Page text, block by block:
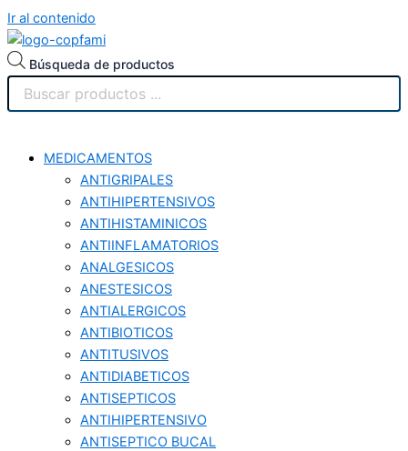
Ir al contenido
Búsqueda de productos
MEDICAMENTOS
ANTIGRIPALES
ANTIHIPERTENSIVOS
ANTIHISTAMINICOS
ANTIINFLAMATORIOS
ANALGESICOS
ANESTESICOS
ANTIALERGICOS
ANTIBIOTICOS
ANTITUSIVOS
ANTIDIABETICOS
ANTISEPTICOS
ANTIHIPERTENSIVO
ANTISEPTICO BUCAL